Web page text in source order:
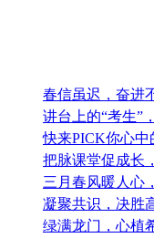
春信虽迟，奋进
讲台上的“考生”
快来PICK你心
把脉课堂促成长
三月春风暖人心
凝聚共识，决胜
绿满龙门，心植